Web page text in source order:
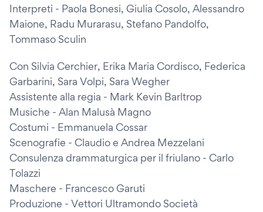
Interpreti - Paola Bonesi, Giulia Cosolo, Alessandro
Maione, Radu Murarasu, Stefano Pandolfo,
Tommaso Sculin
Con Silvia Cerchier, Erika Maria Cordisco, Federica
Garbarini, Sara Volpi, Sara Wegher
Assistente alla regia - Mark Kevin Barltrop
Musiche - Alan Malusà Magno
Costumi - Emmanuela Cossar
Scenografie - Claudio e Andrea Mezzelani
Consulenza drammaturgica per il friulano - Carlo
Tolazzi
Maschere - Francesco Garuti
Produzione - Vettori Ultramondo Società